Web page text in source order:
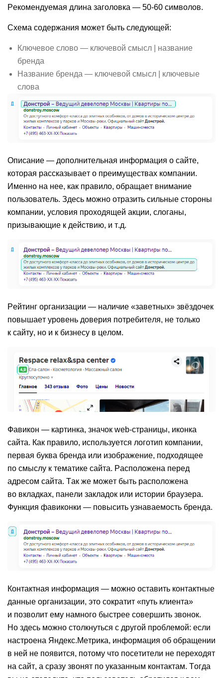
Рекомендуемая длина заголовка — 50-60 символов.
Схема содержания может быть следующей:
Ключевое слово — ключевой смысл | название
бренда
Название бренда — ключевой смысл | ключевые
слова
Описание — дополнительная информация о сайте,
которая рассказывает о преимуществах компании.
Именно на нее, как правило, обращает внимание
пользователь. Здесь можно отразить сильные стороны
компании, условия проходящей акции, слоганы,
призывающие к действию, и т.д.
Рейтинг организации — наличие «заветных» звёздочек
повышает уровень доверия потребителя, не только
к сайту, но и к бизнесу в целом.
Фавикон — картинка, значок web-страницы, иконка
сайта. Как правило, используется логотип компании,
первая буква бренда или изображение, подходящее
по смыслу к тематике сайта. Расположена перед
адресом сайта. Так же может быть расположена
во вкладках, панели закладок или истории браузера.
Функция фавиконки — повысить узнаваемость бренда.
Контактная информация — можно оставить контактные
данные организации, это сократит «путь клиента»
и позволит ему намного быстрее совершить звонок.
Но здесь можно столкнуться с другой проблемой: если
настроена Яндекс.Метрика, информация об обращении
в ней не появится, потому что посетители не переходят
на сайт, а сразу звонят по указанным контактам. Тогда